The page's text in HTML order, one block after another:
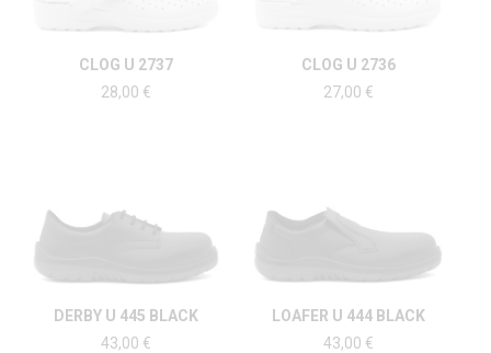
CLOG U 2737
28,00 €
CLOG U 2736
27,00 €
DERBY U 445 BLACK
43,00 €
LOAFER U 444 BLACK
43,00 €